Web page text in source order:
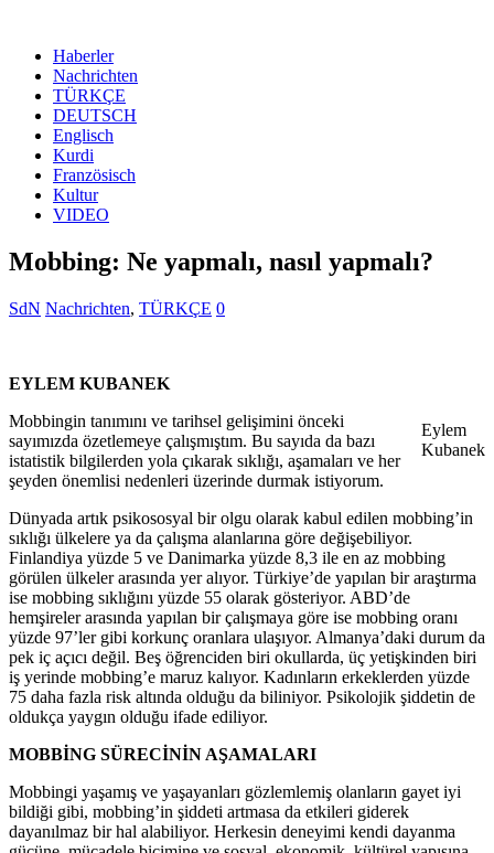
Haberler
Nachrichten
TÜRKÇE
DEUTSCH
Englisch
Kurdi
Französisch
Kultur
VIDEO
Mobbing: Ne yapmalı, nasıl yapmalı?
SdN Nachrichten, TÜRKÇE 0
Eylem
Kubanek
EYLEM KUBANEK
Mobbingin tanımını ve tarihsel gelişimini önceki
sayımızda özetlemeye çalışmıştım. Bu sayıda da bazı
istatistik bilgilerden yola çıkarak sıklığı, aşamaları ve her
şeyden önemlisi nedenleri üzerinde durmak istiyorum.
Dünyada artık psikososyal bir olgu olarak kabul edilen mobbing’in
sıklığı ülkelere ya da çalışma alanlarına göre değişebiliyor.
Finlandiya yüzde 5 ve Danimarka yüzde 8,3 ile en az mobbing
görülen ülkeler arasında yer alıyor. Türkiye’de yapılan bir araştırma
ise mobbing sıklığını yüzde 55 olarak gösteriyor. ABD’de
hemşireler arasında yapılan bir çalışmaya göre ise mobbing oranı
yüzde 97’ler gibi korkunç oranlara ulaşıyor. Almanya’daki durum da
pek iç açıcı değil. Beş öğrenciden biri okullarda, üç yetişkinden biri
iş yerinde mobbing’e maruz kalıyor. Kadınların erkeklerden yüzde
75 daha fazla risk altında olduğu da biliniyor. Psikolojik şiddetin de
oldukça yaygın olduğu ifade ediliyor.
MOBBİNG SÜRECİNİN AŞAMALARI
Mobbingi yaşamış ve yaşayanları gözlemlemiş olanların gayet iyi
bildiği gibi, mobbing’in şiddeti artmasa da etkileri giderek
dayanılmaz bir hal alabiliyor. Herkesin deneyimi kendi dayanma